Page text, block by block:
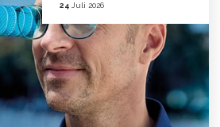
24 Juli 2026